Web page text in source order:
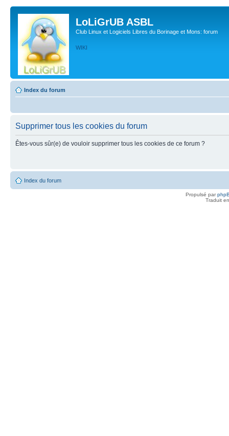
LoLiGrUB ASBL
Club Linux et Logiciels Libres du Borinage et Mons: forum
WIKI
Index du forum
Supprimer tous les cookies du forum
Êtes-vous sûr(e) de vouloir supprimer tous les cookies de ce forum ?
Index du forum
Propulsé par
Traduit